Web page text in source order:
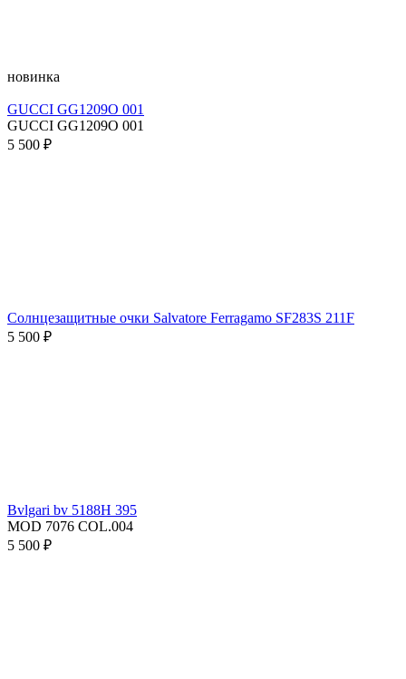
новинка
GUCCI GG1209O 001
GUCCI GG1209O 001
5 500 ₽
Солнцезащитные очки Salvatore Ferragamo SF283S 211F
5 500 ₽
Bvlgari bv 5188H 395
MOD 7076 COL.004
5 500 ₽